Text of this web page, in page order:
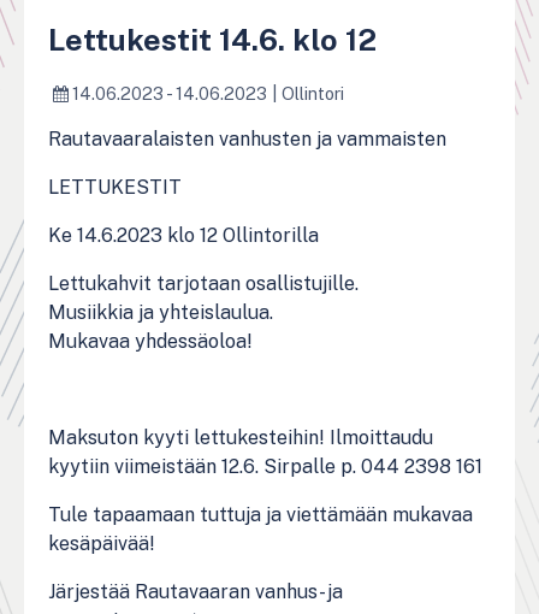
Lettukestit 14.6. klo 12
14.06.2023 - 14.06.2023 |Ollintori
Rautavaaralaisten vanhusten ja vammaisten
LETTUKESTIT
Ke 14.6.2023 klo 12 Ollintorilla
Lettukahvit tarjotaan osallistujille.
Musiikkia ja yhteislaulua.
Mukavaa yhdessäoloa!
Maksuton kyyti lettukesteihin! Ilmoittaudu
kyytiin viimeistään 12.6. Sirpalle p. 044 2398 161
Tule tapaamaan tuttuja ja viettämään mukavaa
kesäpäivää!
Järjestää Rautavaaran vanhus- ja